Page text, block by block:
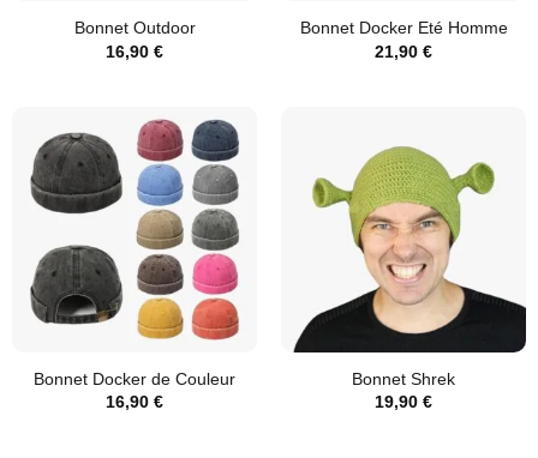
Bonnet Outdoor
16,90 €
Bonnet Docker Eté Homme
21,90 €
Bonnet Docker de Couleur
16,90 €
Bonnet Shrek
19,90 €